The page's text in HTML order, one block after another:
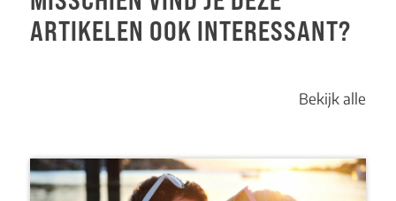
ARTIKELEN OOK INTERESSANT?
Bekijk alle